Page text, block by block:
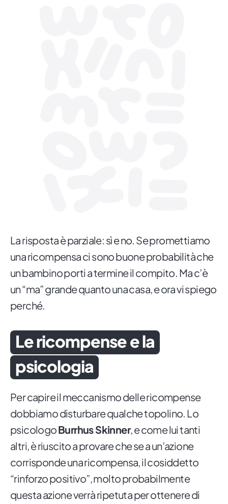
La risposta è parziale: sì e no. Se promettiamo
una ricompensa ci sono buone probabilità che
un bambino porti a termine il compito. Ma c’è
un “ma” grande quanto una casa, e ora vi spiego
perché.
Le ricompense e la
psicologia
Per capire il meccanismo delle ricompense
dobbiamo disturbare qualche topolino. Lo
psicologoBurrhus Skinner, e come lui tanti
altri, è riuscito a provare che se a un’azione
corrisponde una ricompensa, il cosiddetto
“rinforzo positivo”, molto probabilmente
questa azione verrà ripetuta per ottenere di